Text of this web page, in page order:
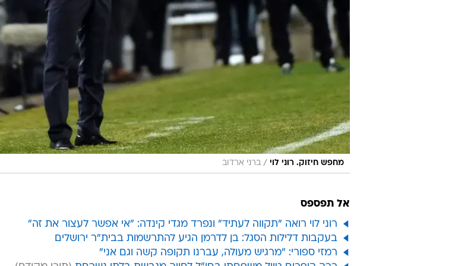
מחפש חיזוק. רוני לוי / ברני ארדוב
אל תפספס
רוני לוי רואה "תקווה לעתיד" ונפרד מגדי קינדה: "אי אפשר לעצור את זה"
בעקבות דלילות הסגל: בן לדרמן הגיע להתרשמות בבית"ר ירושלים
רמזי ספורי: "מרגיש מעולה, עברנו תקופה קשה וגם אני"